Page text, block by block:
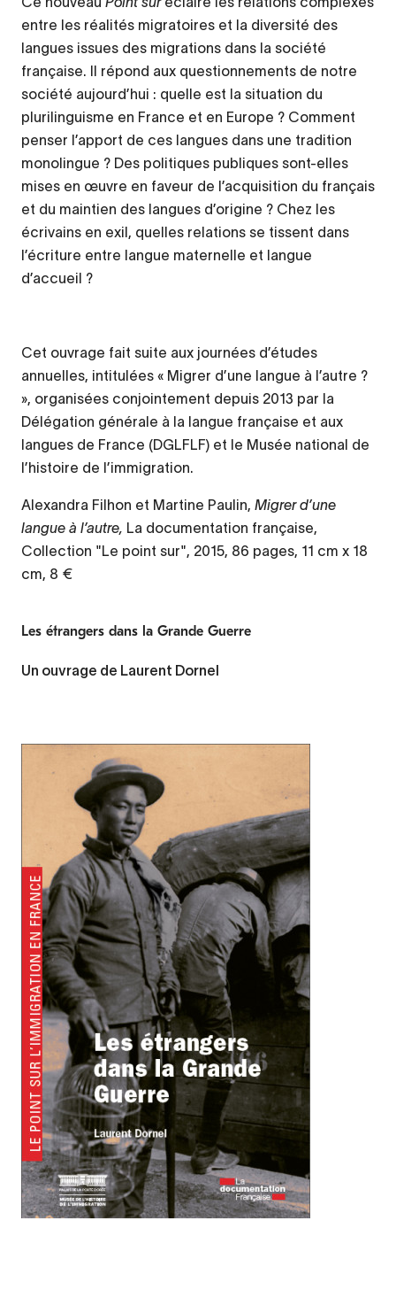
entre les réalités migratoires et la diversité des
langues issues des migrations dans la société
française. Il répond aux questionnements de notre
société aujourd’hui : quelle est la situation du
plurilinguisme en France et en Europe ? Comment
penser l’apport de ces langues dans une tradition
monolingue ? Des politiques publiques sont-elles
mises en œuvre en faveur de l’acquisition du français
et du maintien des langues d’origine ? Chez les
écrivains en exil, quelles relations se tissent dans
l’écriture entre langue maternelle et langue
d’accueil ?
Cet ouvrage fait suite aux journées d’études
annuelles, intitulées « Migrer d’une langue à l’autre ?
», organisées conjointement depuis 2013 par la
Délégation générale à la langue française et aux
langues de France (DGLFLF) et le Musée national de
l’histoire de l’immigration.
Alexandra Filhon et Martine Paulin, Migrer d’une
langue à l’autre, La documentation française,
Collection "Le point sur", 2015, 86 pages, 11 cm x 18
cm, 8 €
Les étrangers dans la Grande Guerre
Un ouvrage de Laurent Dornel